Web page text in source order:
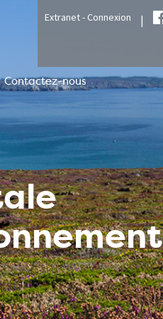
Extranet - Connexion |
Contactez-nous